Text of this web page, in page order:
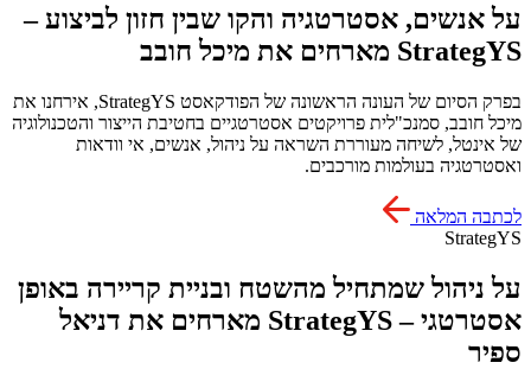
על אנשים, אסטרטגיה והקו שבין חזון לביצוע –
StrategYS מארחים את מיכל חובב
בפרק הסיום של העונה הראשונה של הפודקאסט StrategYS, אירחנו את
מיכל חובב, סמנכ"לית פרויקטים אסטרטגיים בחטיבת הייצור והטכנולוגיה
של אינטל, לשיחה מעוררת השראה על ניהול, אנשים, אי וודאות
ואסטרטגיה בעולמות מורכבים.
לכתבה המלאה
StrategYS
על ניהול שמתחיל מהשטח ובניית קריירה באופן
אסטרטגי – StrategYS מארחים את דניאל
ספיר